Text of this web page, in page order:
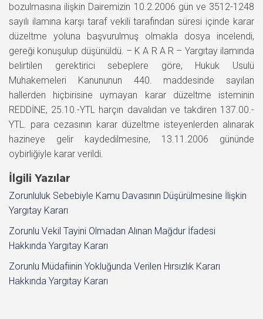
bozulmasına ilişkin Dairemizin 10.2.2006 gün ve 3512-1248
sayılı ilamına karşı taraf vekili tarafından süresi içinde karar
düzeltme yoluna başvurulmuş olmakla dosya incelendi,
gereği konuşulup düşünüldü. – K A R A R – Yargıtay ilamında
belirtilen gerektirici sebeplere göre, Hukuk Usulü
Muhakemeleri Kanununun 440. maddesinde sayılan
hallerden hiçbirisine uymayan karar düzeltme isteminin
REDDİNE, 25.10.-YTL harçın davalıdan ve takdiren 137.00.-
YTL. para cezasının karar düzeltme isteyenlerden alınarak
hazineye gelir kaydedilmesine, 13.11.2006 gününde
oybirliğiyle karar verildi.
İlgili Yazılar
Zorunluluk Sebebiyle Kamu Davasının Düşürülmesine İlişkin
Yargıtay Kararı
Zorunlu Vekil Tayini Olmadan Alınan Mağdur İfadesi
Hakkında Yargıtay Kararı
Zorunlu Müdafiinin Yokluğunda Verilen Hırsızlık Kararı
Hakkında Yargıtay Kararı